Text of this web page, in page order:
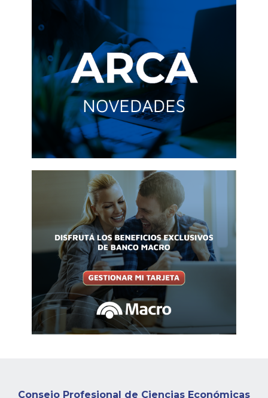
Consejo Profesional de Ciencias Económicas